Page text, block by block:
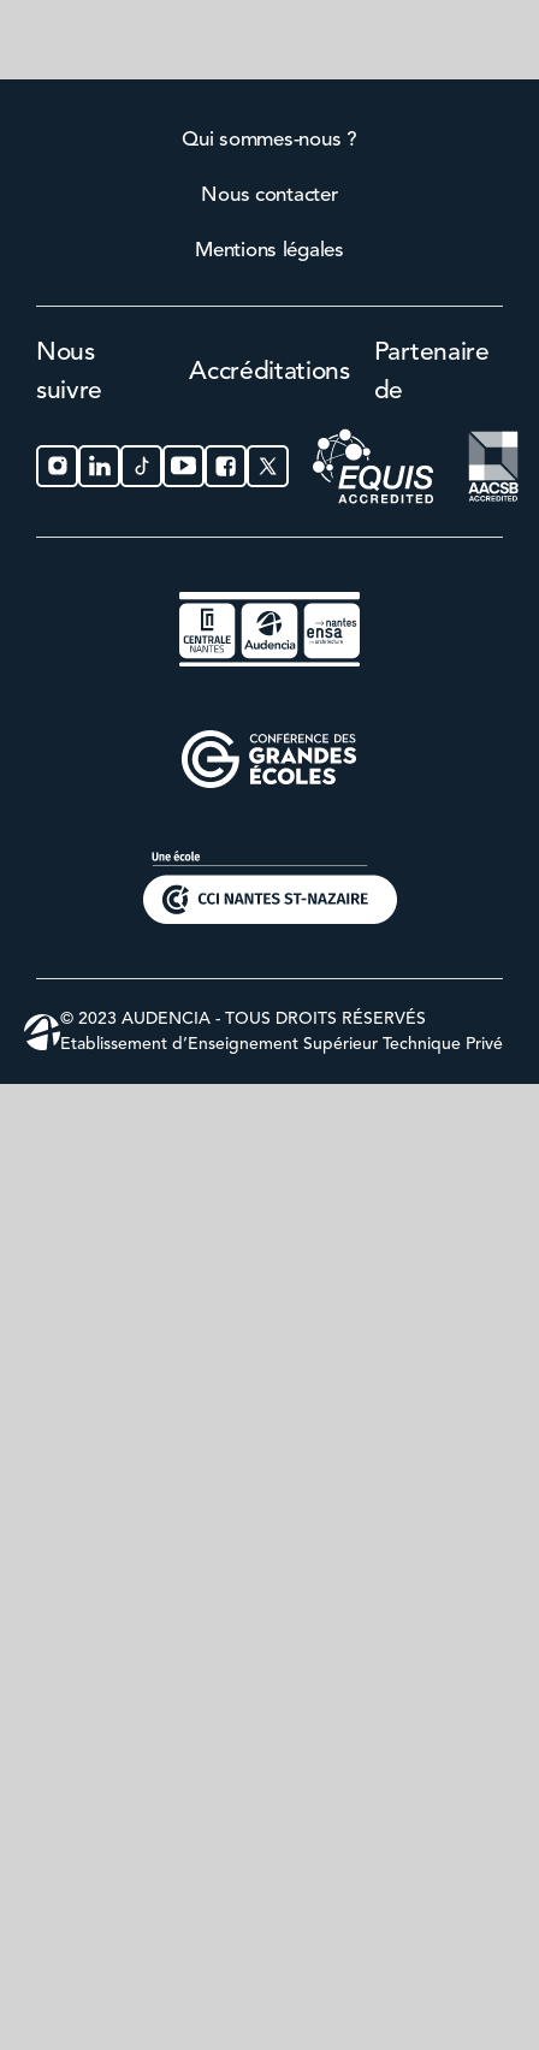
Qui sommes-nous ?
Nous contacter
Mentions légales
Nous
suivre
Accréditations
Partenaire
de
© 2023 AUDENCIA - TOUS DROITS RÉSERVÉS
Etablissement d’Enseignement Supérieur Technique Privé